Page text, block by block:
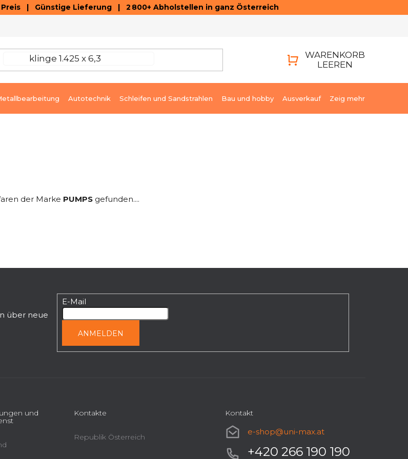
| Günstige Lieferung | 2 800+ Abholstellen in ganz Österreich
WARENKORB
LEEREN
Autotechnik Schleifen und Sandstrahlen Bau und hobby Ausverkauf Zeig mehr
der Marke PUMPS gefunden....
über neue
E-Mail
ANMELDEN
und
Kontakte
Republik Österreich
Kontakt
e-shop@uni-max.at
+420 266 190 190